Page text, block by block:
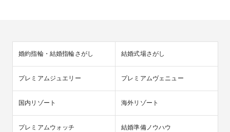
婚約指輪・結婚指輪さがし 結婚式場さがし
プレミアムジュエリー プレミアムヴェニュー
国内リゾート 海外リゾート
プレミアムウォッチ 結婚準備ノウハウ